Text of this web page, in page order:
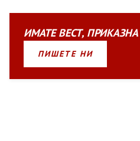
ИМАТЕВЕСТ, ПРИКАЗНА
ПИШЕТЕ НИ